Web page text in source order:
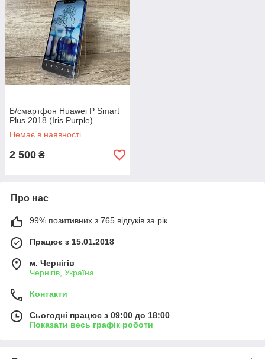
Б/смартфон Huawei P Smart
Plus 2018 (Iris Purple)
Немає в наявності
2 500 ₴
Про нас
99% позитивних з 765 відгуків за рік
Працює з 15.01.2018
м. Чернігів
Чернігів, Україна
Контакти
Сьогодні працює з 09:00 до 18:00
Показати весь графік роботи